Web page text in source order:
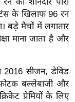
के खिलाफ 96 रन
बड़े मैचों में लगातार
माना जाता है और
2016 सीजन, डेविड
बल्लेबाजी और
प्रेमियों के लिए